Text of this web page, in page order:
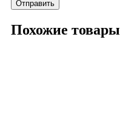
Похожие товары